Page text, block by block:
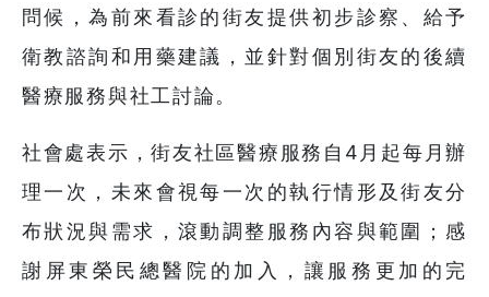
問候，為前來看診的街友提供初步診察、給予
衛教諮詢和用藥建議，並針對個別街友的後續
醫療服務與社工討論。
社會處表示，街友社區醫療服務自4月起每月辦
理一次，未來會視每一次的執行情形及街友分
布狀況與需求，滾動調整服務內容與範圍；感
謝屏東榮民總醫院的加入，讓服務更加的完